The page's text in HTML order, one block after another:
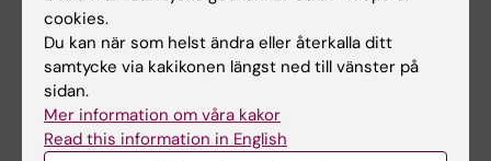
identifiera infektionsrelaterade biomarkörer
och potentiella mål för nya behandlingar.
Länk: Infections in the risk and prognosis of
multiple sclerosis and amyotrophic lateral
sclerosis
cookies.
Du kan när som helst ändra eller återkalla ditt
samtycke via kakikonen längst ned till vänster på
sidan.
Mer information om våra kakor
Read this information in English